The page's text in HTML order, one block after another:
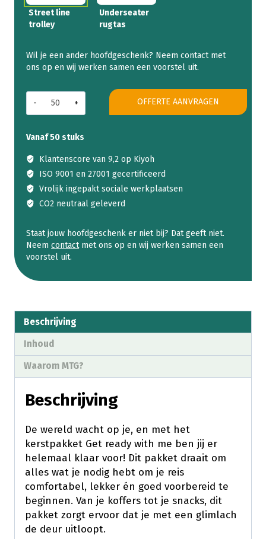
Street line
trolley
Underseater
rugtas
Get
with
aantal
OFFERTE AANVRAGEN
Vanaf 50 stuks
Klantenscore van 9,2 op Kiyoh
ISO 9001 en 27001 gecertificeerd
Vrolijk ingepakt sociale werkplaatsen
CO2 neutraal geleverd
Staat jouw hoofdgeschenk er niet bij? Dat geeft niet.
Neem contactmet ons op en wij werken samen een
voorstel uit.
Beschrijving
Inhoud
Waarom MTG?
Beschrijving
De wereld wacht op je, en met het
kerstpakket Get ready with me ben jij er
helemaal klaar voor! Dit pakket draait om
alles wat je nodig hebt om je reis
comfortabel, lekker én goed voorbereid te
beginnen. Van je koffers tot je snacks, dit
pakket zorgt ervoor dat je met een glimlach
de deur uitloopt.